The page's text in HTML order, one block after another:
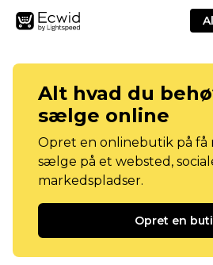
Alt hvad du
sælge online
Opret en onlinebutik på
sælge på et websted,
markedspladser.
Opret en